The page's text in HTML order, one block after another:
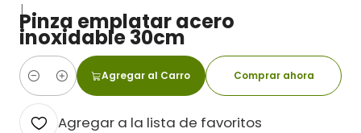
|Pinza emplatar acero
inoxidable 30cm
Cantidad
Agregar al Carro Comprar ahora
Agregar a la lista de favoritos